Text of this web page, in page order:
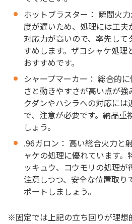
ホットブラスター： 瞬間火
度が遅いため、処理には工夫
対応力が高いので、率先し
すめします。ザコシャケ処理
おすすめです。
シャープマーカー： 総合的
さと動きやすさが高い点が
クダンやハシラへの対応に
で、注意が必要です。納品重
しょう。
.96ガロン： 高い総合火力と
ャケの処理に優れています
ッキュウ、コウモリの処理
注意しつつ、安全な位置取
ポートしましょう。
※固定では上記の立ち回りが理想